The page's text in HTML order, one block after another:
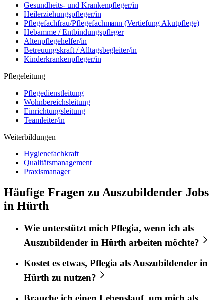
Gesundheits- und Krankenpfleger/in
Heilerziehungspfleger/in
Pflegefachfrau/Pflegefachmann (Vertiefung Akutpflege)
Hebamme / Entbindungspfleger
Altenpflegehelfer/in
Betreuungskraft / Alltagsbegleiter/in
Kinderkrankenpfleger/in
Pflegeleitung
Pflegedienstleitung
Wohnbereichsleitung
Einrichtungsleitung
Teamleiter/in
Weiterbildungen
Hygienefachkraft
Qualitätsmanagement
Praxismanager
Häufige Fragen zu Auszubildender Jobs
in Hürth
Wie unterstützt mich Pflegia, wenn ich als
Auszubildender in Hürth arbeiten möchte?
Kostet es etwas, Pflegia als Auszubildender in
Hürth zu nutzen?
Brauche ich einen Lebenslauf, um mich als